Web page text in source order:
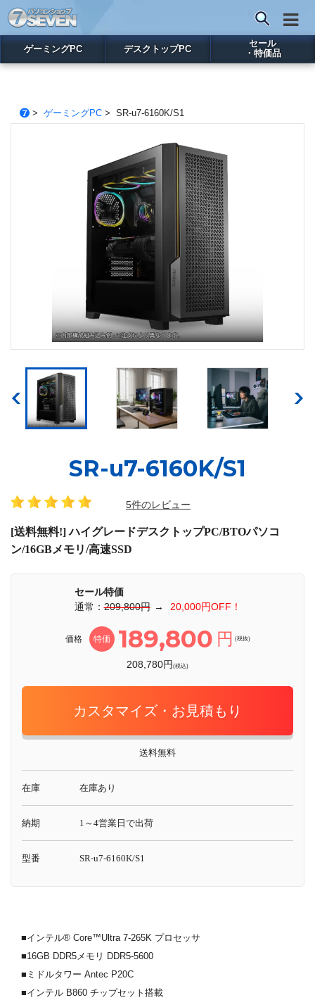
ゲーミングPC デスクトップPC
セール
・特価品
> ゲーミングPC> SR-u7-6160K/S1
SR-u7-6160K/S1
5件のレビュー
[送料無料!] ハイグレードデスクトップPC/BTOパソコ
ン/16GBメモリ/高速SSD
セール特価
通常：209,800円 → 20,000円OFF！
価格 特価 189,800 円 (税抜)
208,780円(税込)
カスタマイズ・お見積もり
送料無料
在庫 在庫あり
納期 1～4営業日で出荷
型番 SR-u7-6160K/S1
■インテル® Core™Ultra 7-265K プロセッサ
■16GB DDR5メモリ DDR5-5600
■ミドルタワー Antec P20C
■インテル B860 チップセット搭載